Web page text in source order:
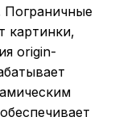
Пограничные
картинки,
origin-